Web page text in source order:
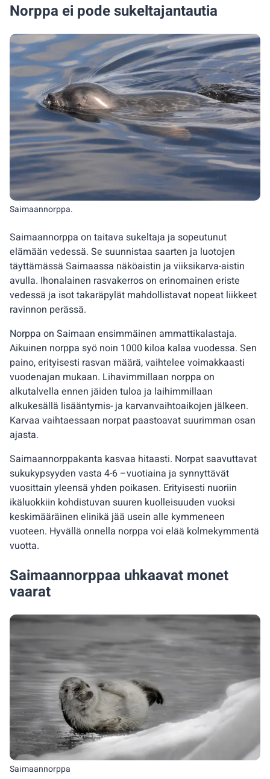
Norppa ei pode sukeltajantautia
Saimaannorppa on taitava sukeltaja ja sopeutunut
elämään vedessä. Se suunnistaa saarten ja luotojen
täyttämässä Saimaassa näköaistin ja viiksikarva-aistin
avulla. Ihonalainen rasvakerros on erinomainen eriste
vedessä ja isot takaräpylät mahdollistavat nopeat liikkeet
ravinnon perässä.
Norppa on Saimaan ensimmäinen ammattikalastaja.
Aikuinen norppa syö noin 1000 kiloa kalaa vuodessa. Sen
paino, erityisesti rasvan määrä, vaihtelee voimakkaasti
vuodenajan mukaan. Lihavimmillaan norppa on
alkutalvella ennen jäiden tuloa ja laihimmillaan
alkukesällä lisääntymis- ja karvanvaihtoaikojen jälkeen.
Karvaa vaihtaessaan norpat paastoavat suurimman osan
ajasta.
Saimaannorppakanta kasvaa hitaasti. Norpat saavuttavat
sukukypsyyden vasta 4-6 –vuotiaina ja synnyttävät
vuosittain yleensä yhden poikasen. Erityisesti nuoriin
ikäluokkiin kohdistuvan suuren kuolleisuuden vuoksi
keskimääräinen elinikä jää usein alle kymmeneen
vuoteen. Hyvällä onnella norppa voi elää kolmekymmentä
vuotta.
Saimaannorppa.
Saimaannorppaa uhkaavat monet
vaarat
Saimaannorppa